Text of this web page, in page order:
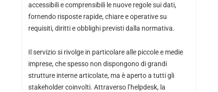
accessibili e comprensibili le nuove regole sui dati,
fornendo risposte rapide, chiare e operative su
requisiti, diritti e obblighi previsti dalla normativa.
Il servizio si rivolge in particolare alle piccole e medie
imprese, che spesso non dispongono di grandi
strutture interne articolate, ma è aperto a tutti gli
stakeholder coinvolti. Attraverso l’helpdesk, la